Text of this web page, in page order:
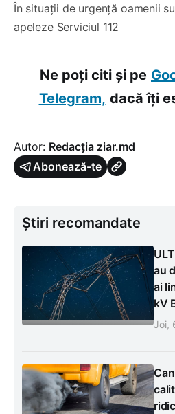
În situații de urgență oamenii
apeleze Serviciul 112
Ne poți citi și pe
Telegram, dacă îți
Autor: Redacția ziar.md
Abonează-te
Știri recomandate
au
ai
kV
Joi,